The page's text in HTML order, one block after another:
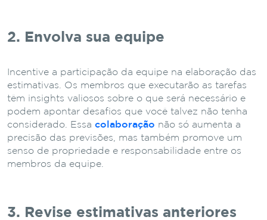
2. Envolva sua equipe
Incentive a participação da equipe na elaboração das
estimativas. Os membros que executarão as tarefas
têm insights valiosos sobre o que será necessário e
podem apontar desafios que você talvez não tenha
considerado. Essa colaboração não só aumenta a
precisão das previsões, mas também promove um
senso de propriedade e responsabilidade entre os
membros da equipe.
3. Revise estimativas anteriores